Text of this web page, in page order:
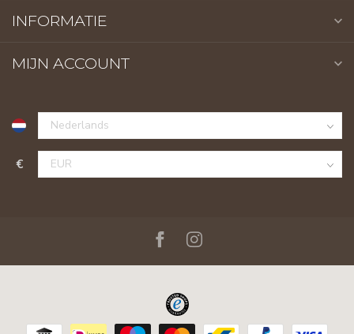
INFORMATIE
MIJN ACCOUNT
€